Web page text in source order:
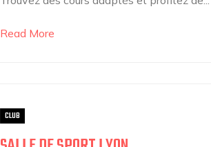
Read More
CLUB